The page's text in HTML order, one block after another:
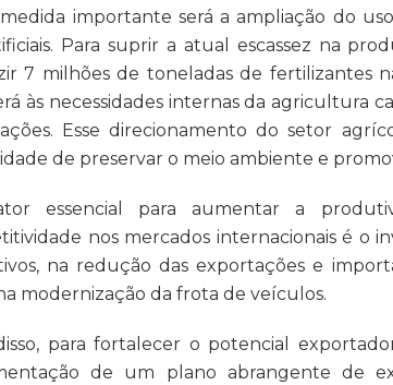
importante será a ampliação do
Para suprir a atual escassez na
7 milhões de toneladas de fertilizantes
às necessidades internas da agricultura
Esse direcionamento do setor
de preservar o meio ambiente e
essencial para aumentar a
nos mercados internacionais é o
na redução das exportações e
modernização da frota de veículos.
para fortalecer o potencial
de um plano abrangente de